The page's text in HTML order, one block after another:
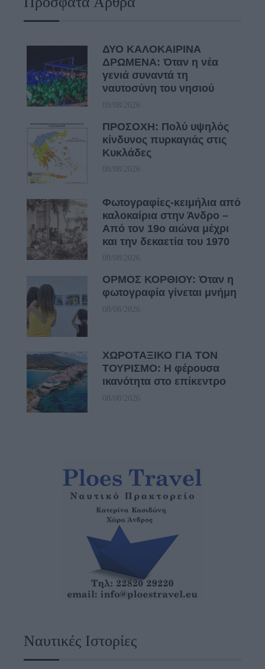
ΔΥΟ ΚΑΛΟΚΑΙΡΙΝΑ
ΔΡΩΜΕΝΑ: Όταν η νέα
γενιά συναντά τη
ναυτοσύνη του νησιού
09/08/2026
ΠΡΟΣΟΧΗ: Πολύ υψηλός
κίνδυνος πυρκαγιάς στις
Κυκλάδες
08/08/2026
Φωτογραφίες-κειμήλια από
καλοκαίρια στην Άνδρο –
Από τον 19ο αιώνα μέχρι
και την δεκαετία του 1970
08/08/2026
ΟΡΜΟΣ ΚΟΡΘΙΟΥ: Όταν η
φωτογραφία γίνεται μνήμη
08/08/2026
ΧΩΡΟΤΑΞΙΚΟ ΓΙΑ ΤΟΝ
ΤΟΥΡΙΣΜΟ: Η φέρουσα
ικανότητα στο επίκεντρο
08/08/2026
Ναυτικές Ιστορίες